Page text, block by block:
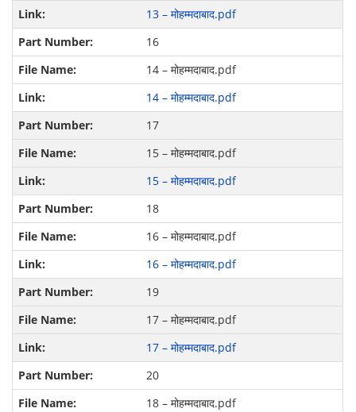
13 – मोहम्मदाबाद.pdf
16
14 – मोहम्मदाबाद.pdf
14 – मोहम्मदाबाद.pdf
17
15 – मोहम्मदाबाद.pdf
15 – मोहम्मदाबाद.pdf
18
16 – मोहम्मदाबाद.pdf
16 – मोहम्मदाबाद.pdf
19
17 – मोहम्मदाबाद.pdf
17 – मोहम्मदाबाद.pdf
20
18 – मोहम्मदाबाद.pdf